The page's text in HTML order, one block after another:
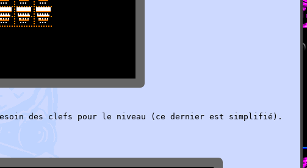
des clefs pour le niveau (ce dernier est simplifié).